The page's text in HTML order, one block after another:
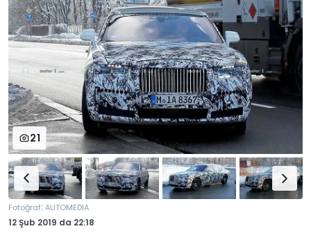
21
Fotoğraf:AUTOMEDIA
12 Şub 2019 da 22:18